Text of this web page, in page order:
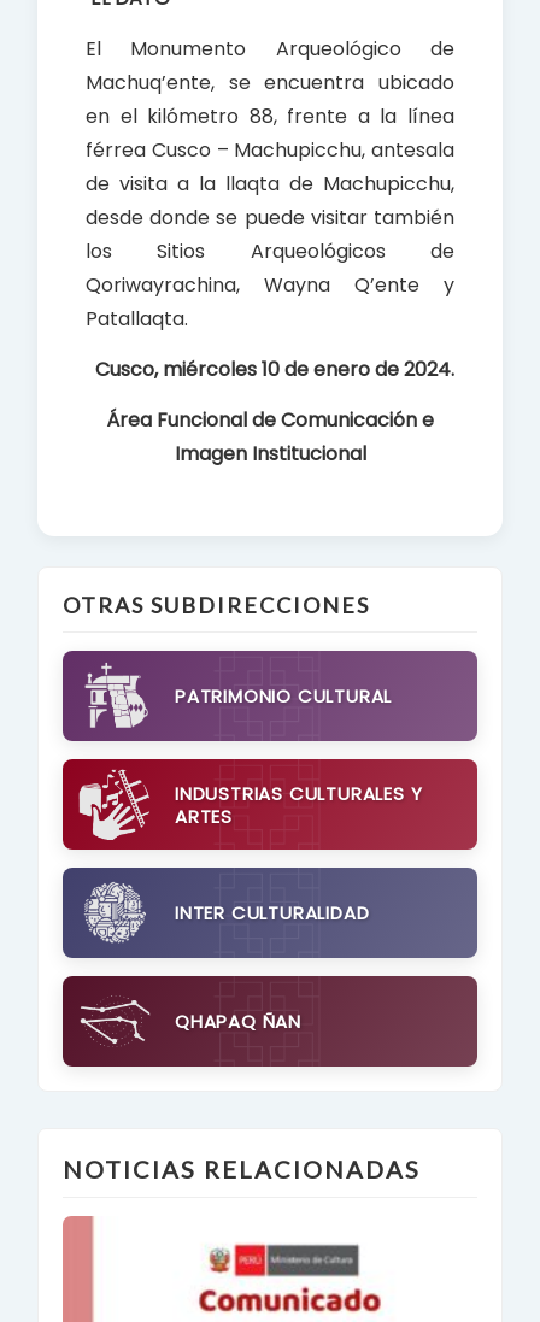
El Monumento Arqueológico de
Machuq’ente, se encuentra ubicado
en el kilómetro 88, frente a la línea
férrea Cusco – Machupicchu, antesala
de visita a la llaqta de Machupicchu,
desde donde se puede visitar también
los Sitios Arqueológicos de
Qoriwayrachina, Wayna Q’ente y
Patallaqta.
Cusco, miércoles 10 de enero de 2024.
Área Funcional de Comunicación e
Imagen Institucional
OTRAS SUBDIRECCIONES
PATRIMONIO CULTURAL
INDUSTRIAS CULTURALES Y
ARTES
INTER CULTURALIDAD
QHAPAQ ÑAN
NOTICIAS RELACIONADAS